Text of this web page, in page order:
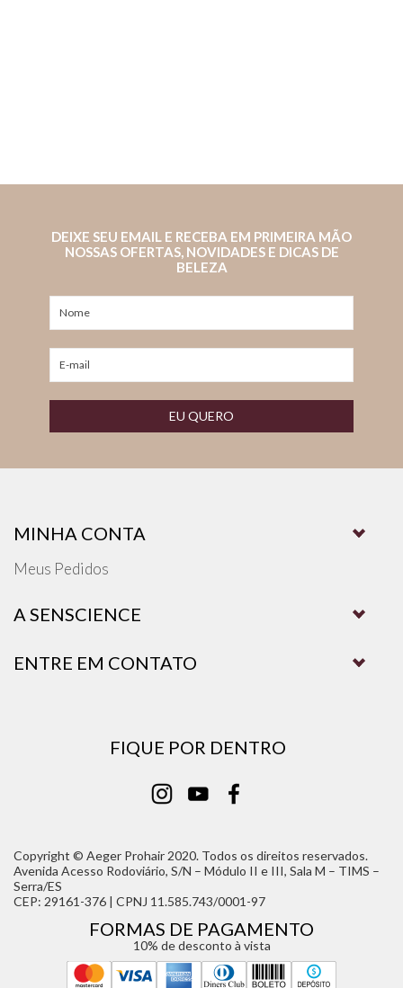
DEIXE SEU EMAIL E RECEBA EM PRIMEIRA MÃO
NOSSAS OFERTAS, NOVIDADES E DICAS DE
BELEZA
EU QUERO
MINHA CONTA
Meus Pedidos
A SENSCIENCE
ENTRE EM CONTATO
FIQUE POR DENTRO
Copyright © Aeger Prohair 2020. Todos os direitos reservados.
Avenida Acesso Rodoviário, S/N – Módulo II e III, Sala M – TIMS –
Serra/ES
CEP: 29161-376 | CPNJ 11.585.743/0001-97
FORMAS DE PAGAMENTO
10% de desconto à vista